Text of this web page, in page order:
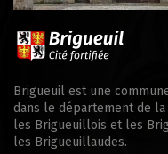
Brigueuil est une
dans le département de
les Brigueuillois et les
les Brigueuillaudes.